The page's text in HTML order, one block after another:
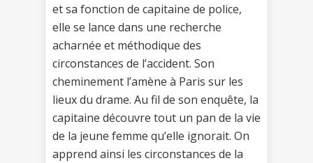
et sa fonction de capitaine de police,
elle se lance dans une recherche
acharnée et méthodique des
circonstances de l’accident. Son
cheminement l’amène à Paris sur les
lieux du drame. Au fil de son enquête, la
capitaine découvre tout un pan de la vie
de la jeune femme qu’elle ignorait. On
apprend ainsi les circonstances de la